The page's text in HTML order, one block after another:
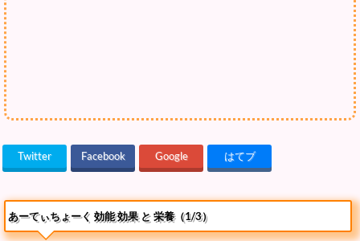
Twitter Facebook Google はてブ
あーてぃちょーく 効能 効果 と 栄養（1/3）